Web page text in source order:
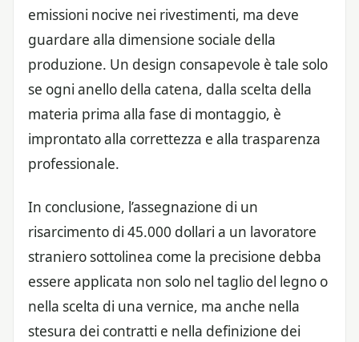
emissioni nocive nei rivestimenti, ma deve
guardare alla dimensione sociale della
produzione. Un design consapevole è tale solo
se ogni anello della catena, dalla scelta della
materia prima alla fase di montaggio, è
improntato alla correttezza e alla trasparenza
professionale.
In conclusione, l’assegnazione di un
risarcimento di 45.000 dollari a un lavoratore
straniero sottolinea come la precisione debba
essere applicata non solo nel taglio del legno o
nella scelta di una vernice, ma anche nella
stesura dei contratti e nella definizione dei